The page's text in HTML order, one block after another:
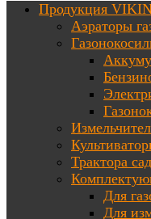
Продукция
Аэраторы
Трактора
Для
Для